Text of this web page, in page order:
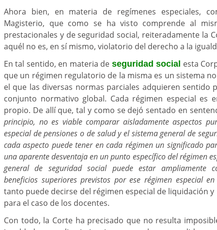
Ahora bien, en materia de regímenes especiales,
Magisterio, que como se ha visto comprende al
prestacionales y de seguridad social, reiteradamente la
aquél no es, en sí mismo, violatorio del derecho a la
En tal sentido, en materia de seguridad social esta
que un régimen regulatorio de la misma es un sistema
el que las diversas normas parciales adquieren sentido
conjunto normativo global. Cada régimen especial es
propio. De allí que, tal y como se dejó sentado en
principio, no es viable comparar aisladamente aspectos
especial de pensiones o de salud y el sistema general de
cada aspecto puede tener en cada régimen un significado
una aparente desventaja en un punto específico del régimen
general de seguridad social puede estar ampliamente
beneficios superiores previstos por ese régimen especial
tanto puede decirse del régimen especial de liquidación y
para el caso de los docentes.
Con todo, la Corte ha precisado que no resulta